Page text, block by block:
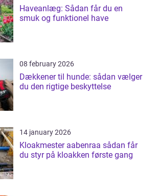
Haveanlæg: Sådan får du en
smuk og funktionel have
08 february 2026
Dækkener til hunde: sådan vælger
du den rigtige beskyttelse
14 january 2026
Kloakmester aabenraa sådan får
du styr på kloakken første gang